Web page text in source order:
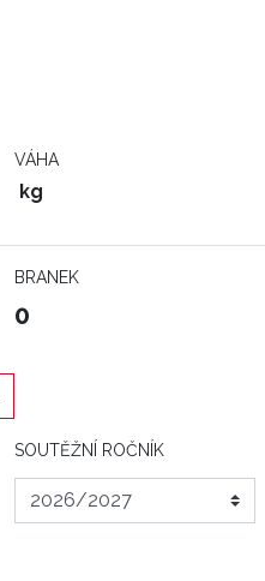
VÁHA
kg
BRANEK
0
SOUTĚŽNÍ ROČNÍK